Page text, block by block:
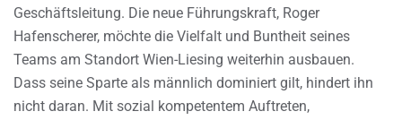
Geschäftsleitung. Die neue Führungskraft, Roger
Hafenscherer, möchte die Vielfalt und Buntheit seines
Teams am Standort Wien-Liesing weiterhin ausbauen.
Dass seine Sparte als männlich dominiert gilt, hindert ihn
nicht daran. Mit sozial kompetentem Auftreten,